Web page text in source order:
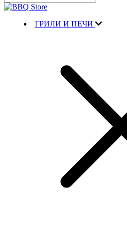
ГРИЛИ И ПЕЧИ